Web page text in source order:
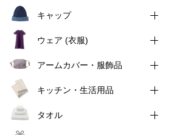
キャップ
ウェア (衣服)
アームカバー・服飾品
キッチン・生活用品
タオル